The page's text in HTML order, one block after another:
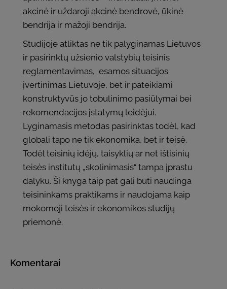
akcinė ir uždaroji akcinė bendrovė, ūkinė
bendrija ir mažoji bendrija.
Studijoje atliktas ne tik palyginamas Lietuvos
ir pasirinktų užsienio valstybių teisinis
reglamentavimas, esamos situacijos
įvertinimas Lietuvoje, bet ir pateikiami
konstruktyvūs jo tobulinimo pasiūlymai bei
rekomendacijos įstatymų leidėjui.
Lyginamasis metodas pasirinktas todėl, kad
globali tapo ne tik ekonomika, bet ir teisė.
Todėl teisinių idėjų, taisyklių ar net ištisinių
teisės institutų „skolinimasis“ tampa įprastu
dalyku. Ši knyga taip pat gali būti naudinga
teisininkams praktikams ir naudojama kaip
mokomoji teisės ir ekonomikos studijų
priemonė.
Komentarai